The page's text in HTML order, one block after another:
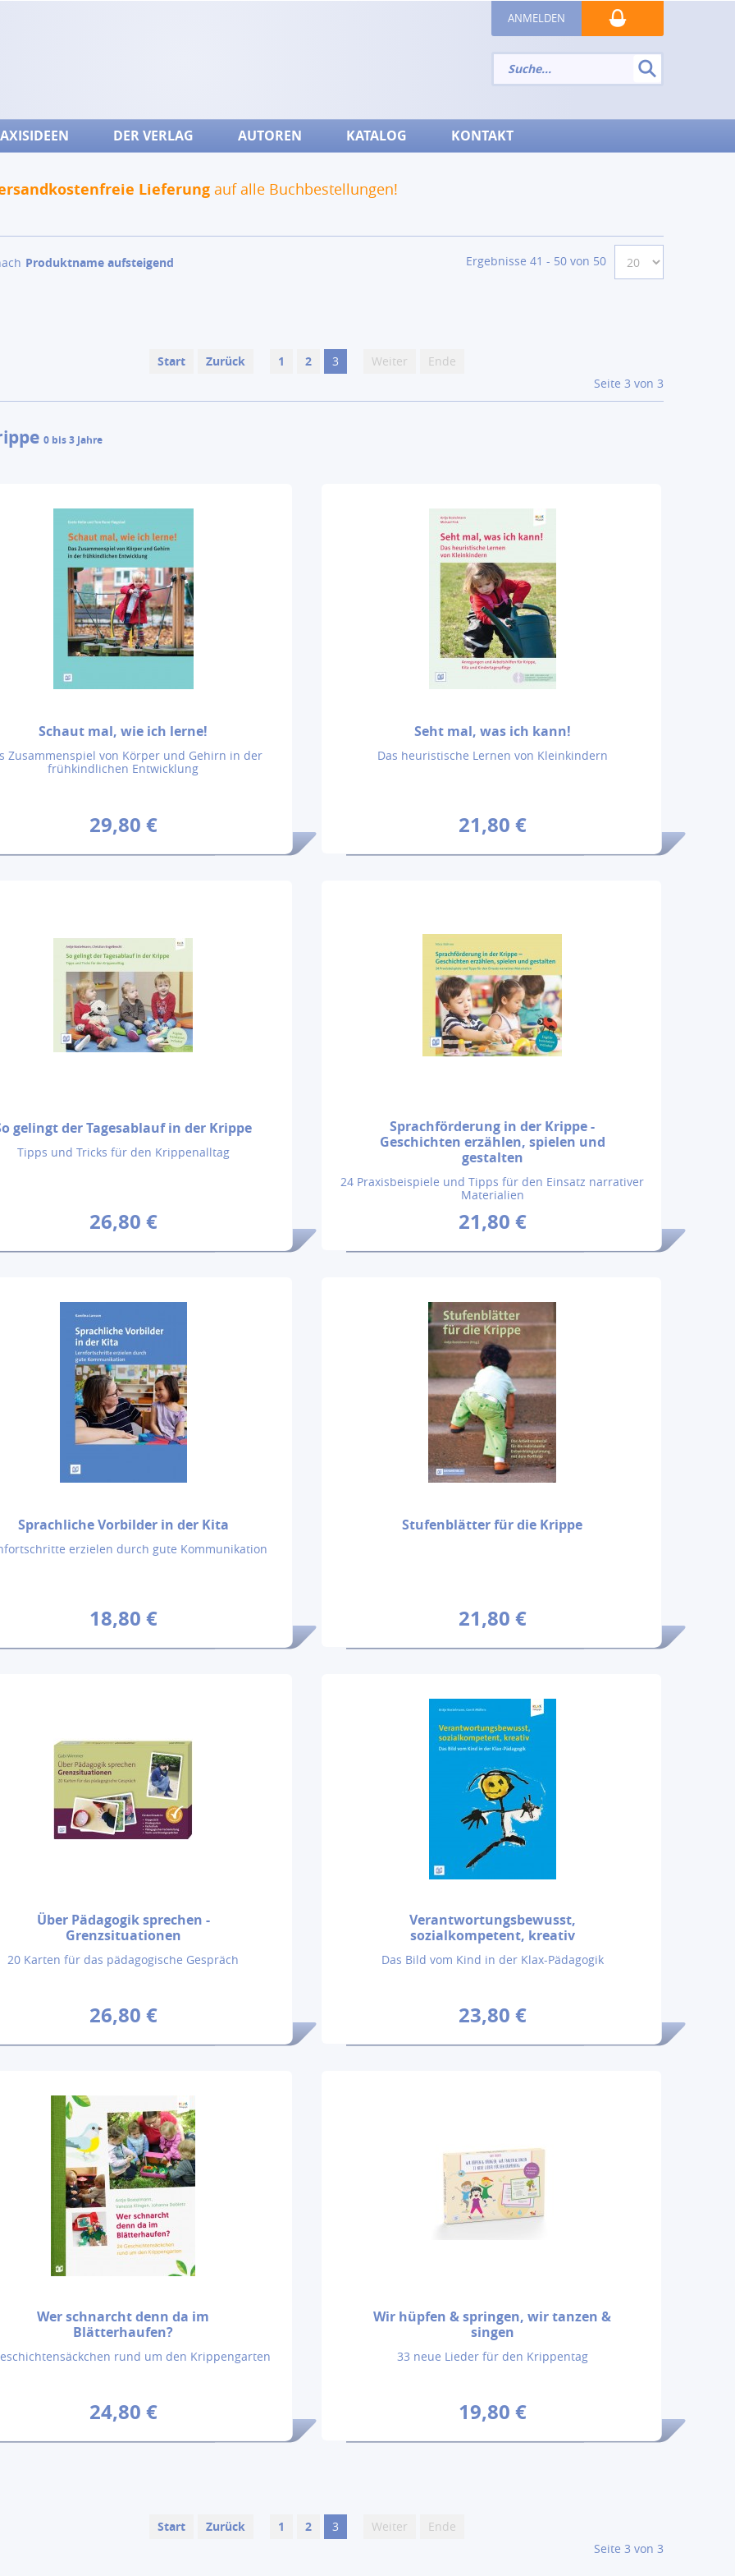
ANMELDEN
DER VERLAG AUTOREN KATALOG KONTAKT
Lieferung auf alle Buchbestellungen!
Produktname aufsteigend Ergebnisse 41 - 50 von 50
Start Zurück 1 2 3 Weiter
Ende
Seite 3 von 3
0 bis 3 Jahre
Schaut mal, wie ich lerne!
Zusammenspiel von Körper und Gehirn in der
frühkindlichen Entwicklung
29,80 €
Seht mal, was ich kann!
Das heuristische Lernen von Kleinkindern
21,80 €
gelingt der Tagesablauf in der Krippe
Tipps und Tricks für den Krippenalltag
26,80 €
Sprachförderung in der Krippe -
Geschichten erzählen, spielen und
gestalten
24 Praxisbeispiele und Tipps für den Einsatz narrativer
Materialien
21,80 €
Sprachliche Vorbilder in der Kita
erzielen durch gute Kommunikation
18,80 €
Stufenblätter für die Krippe
21,80 €
Über Pädagogik sprechen -
Grenzsituationen
20 Karten für das pädagogische Gespräch
26,80 €
Verantwortungsbewusst,
sozialkompetent, kreativ
Das Bild vom Kind in der Klax-Pädagogik
23,80 €
Wer schnarcht denn da im
Blätterhaufen?
rund um den Krippengarten
24,80 €
Wir hüpfen & springen, wir tanzen &
singen
33 neue Lieder für den Krippentag
19,80 €
Start Zurück 1 2 3 Weiter
Ende
Seite 3 von 3